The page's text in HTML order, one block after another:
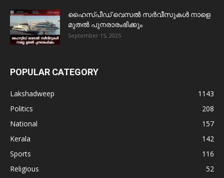
ഹൈസ്പീഡ് വെസൽ സർവീസുകൾ നാളെ
മുതൽ പുനരാരംഭിക്കും
September 15, 2025
POPULAR CATEGORY
Lakshadweep
1143
Politics
208
National
157
Kerala
142
Sports
116
Religious
52